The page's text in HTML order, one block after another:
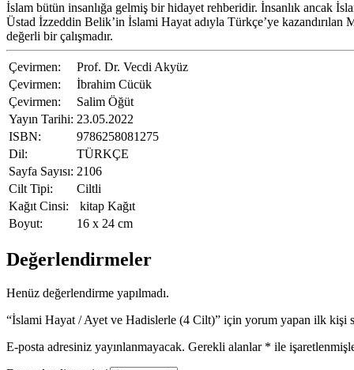
İslam bütün insanlığa gelmiş bir hidayet rehberidir. İnsanlık ancak
Üstad İzzeddin Belik’in İslami Hayat adıyla Türkçe’ye kazandırılan
değerli bir çalışmadır.
Çevirmen:
Prof. Dr. Vecdi Akyüz
Çevirmen:
İbrahim Cücük
Çevirmen:
Salim Öğüt
Yayın Tarihi: 23.05.2022
ISBN:
9786258081275
Dil:
TÜRKÇE
Sayfa Sayısı: 2106
Cilt Tipi:
Ciltli
Kağıt Cinsi:
kitap Kağıt
Boyut:
16 x 24 cm
Değerlendirmeler
Henüz değerlendirme yapılmadı.
“İslami Hayat / Ayet ve Hadislerle (4 Cilt)” için yorum yapan ilk kişi
E-posta adresiniz yayınlanmayacak. Gerekli alanlar * ile